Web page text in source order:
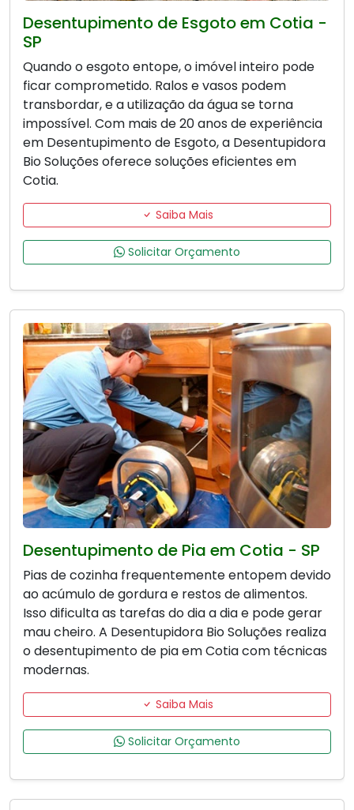
Desentupimento de Esgoto em Cotia -
SP
Quando o esgoto entope, o imóvel inteiro pode
ficar comprometido. Ralos e vasos podem
transbordar, e a utilização da água se torna
impossível. Com mais de 20 anos de experiência
em Desentupimento de Esgoto, a Desentupidora
Bio Soluções oferece soluções eficientes em
Cotia.
Saiba Mais
Solicitar Orçamento
Desentupimento de Pia em Cotia - SP
Pias de cozinha frequentemente entopem devido
ao acúmulo de gordura e restos de alimentos.
Isso dificulta as tarefas do dia a dia e pode gerar
mau cheiro. A Desentupidora Bio Soluções realiza
o desentupimento de pia em Cotia com técnicas
modernas.
Saiba Mais
Solicitar Orçamento